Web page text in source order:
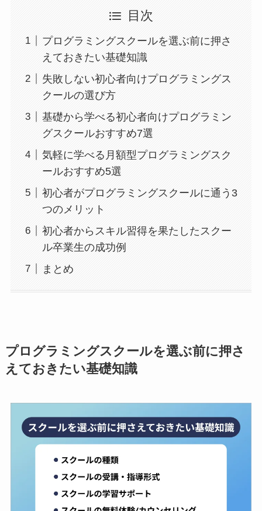
目次
プログラミングスクールを選ぶ前に押さ
えておきたい基礎知識
失敗しない初心者向けプログラミングス
クールの選び方
基礎から学べる初心者向けプログラミン
グスクールおすすめ7選
気軽に学べる月額型プログラミングスク
ールおすすめ5選
初心者がプログラミングスクールに通う3
つのメリット
初心者からスキル習得を果たしたスクー
ル卒業生の成功例
まとめ
プログラミングスクールを選ぶ前に押さ
えておきたい基礎知識